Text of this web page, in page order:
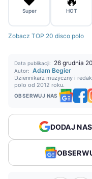
Super HOT
Zobacz TOP 20 disco polo
Data publikacji: 26 grudnia
Autor: Adam Begier
Dziennikarz muzyczny i
polo od 2012 roku.
OBSERWUJ NAS
DODAJ